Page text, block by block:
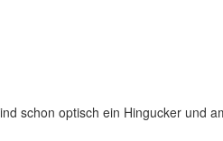
schon optisch ein Hingucker und